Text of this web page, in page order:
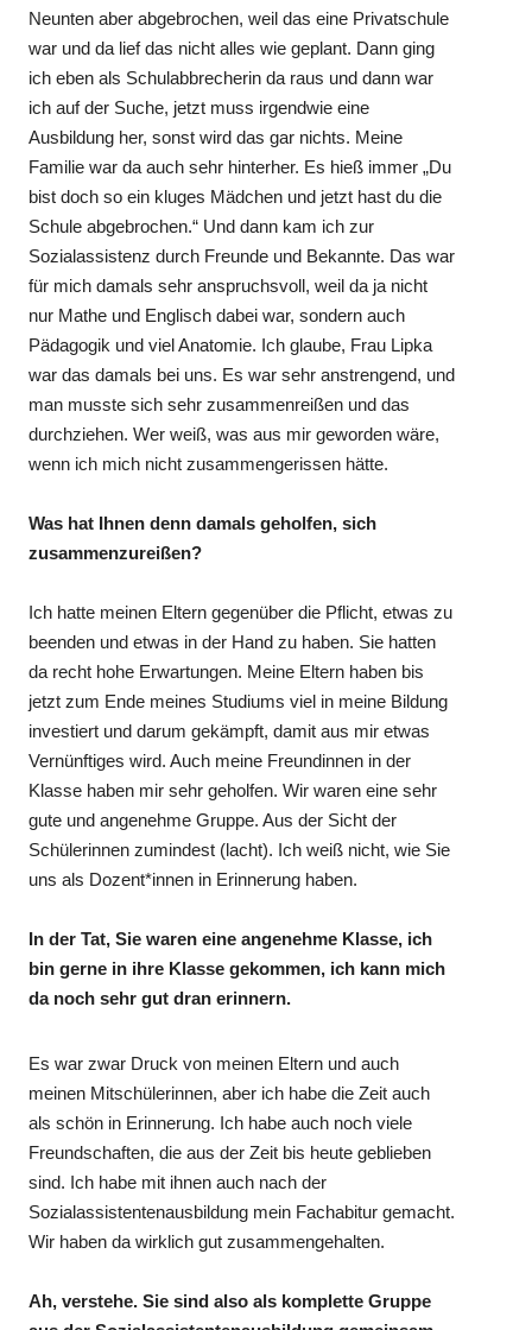
Neunten aber abgebrochen, weil das eine Privatschule
war und da lief das nicht alles wie geplant. Dann ging
ich eben als Schulabbrecherin da raus und dann war
ich auf der Suche, jetzt muss irgendwie eine
Ausbildung her, sonst wird das gar nichts. Meine
Familie war da auch sehr hinterher. Es hieß immer „Du
bist doch so ein kluges Mädchen und jetzt hast du die
Schule abgebrochen.“ Und dann kam ich zur
Sozialassistenz durch Freunde und Bekannte. Das war
für mich damals sehr anspruchsvoll, weil da ja nicht
nur Mathe und Englisch dabei war, sondern auch
Pädagogik und viel Anatomie. Ich glaube, Frau Lipka
war das damals bei uns. Es war sehr anstrengend, und
man musste sich sehr zusammenreißen und das
durchziehen. Wer weiß, was aus mir geworden wäre,
wenn ich mich nicht zusammengerissen hätte.
Was hat Ihnen denn damals geholfen, sich
zusammenzureißen?
Ich hatte meinen Eltern gegenüber die Pflicht, etwas zu
beenden und etwas in der Hand zu haben. Sie hatten
da recht hohe Erwartungen. Meine Eltern haben bis
jetzt zum Ende meines Studiums viel in meine Bildung
investiert und darum gekämpft, damit aus mir etwas
Vernünftiges wird. Auch meine Freundinnen in der
Klasse haben mir sehr geholfen. Wir waren eine sehr
gute und angenehme Gruppe. Aus der Sicht der
Schülerinnen zumindest (lacht). Ich weiß nicht, wie Sie
uns als Dozent*innen in Erinnerung haben.
In der Tat, Sie waren eine angenehme Klasse, ich
bin gerne in ihre Klasse gekommen, ich kann mich
da noch sehr gut dran erinnern.
Es war zwar Druck von meinen Eltern und auch
meinen Mitschülerinnen, aber ich habe die Zeit auch
als schön in Erinnerung. Ich habe auch noch viele
Freundschaften, die aus der Zeit bis heute geblieben
sind. Ich habe mit ihnen auch nach der
Sozialassistentenausbildung mein Fachabitur gemacht.
Wir haben da wirklich gut zusammengehalten.
Ah, verstehe. Sie sind also als komplette Gruppe